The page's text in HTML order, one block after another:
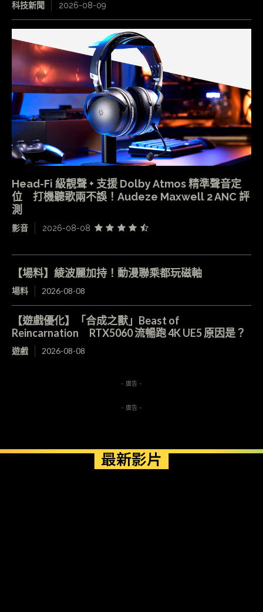
科技新聞 2026-08-09
Head-Fi 級靚聲 + 支援 Dolby Atmos 精準聲音定
位 打機聽歌兩不誤！Audeze Maxwell 2 ANC 評
測
影音 2026-08-08
【場料】綾波麗加持！動漫聯乘都玩磁軸
場料 2026-08-08
【遊戲優化】「合成之獸」Beast of
Reincarnation RTX5060 流暢跑 4K UE5 原因是？
遊戲 2026-08-08
- 廣告 -
- 廣告 -
最新影片